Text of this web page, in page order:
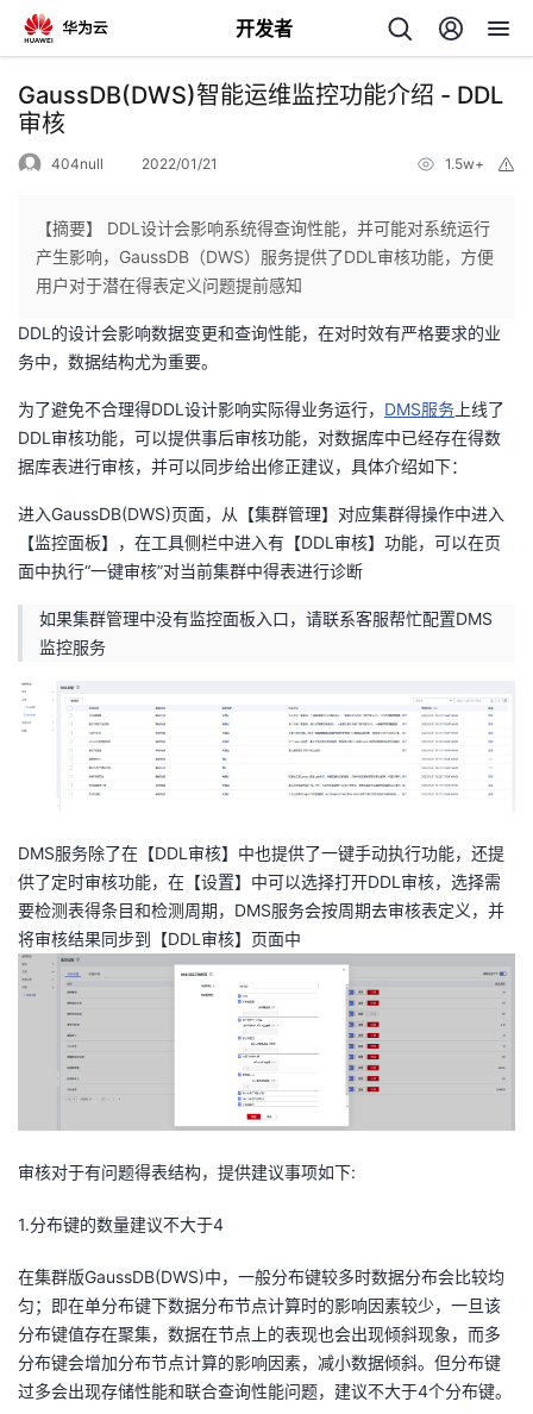
开发者
返
回
个
人
主
页
我
的
开
发
者
我
的
客
我
论
坛
的
圈
子
我
的
直
播
我
的
活
我
的
我
者
学
堂
我
持
我
的
我
GaussDB(DWS)智能运维监控功能介绍 - DDL
审核
404null 2022/01/21 1.5w+
【摘要】 DDL设计会影响系统得查询性能，并可能对系统运行
产生影响，GaussDB（DWS）服务提供了DDL审核功能，方便
用户对于潜在得表定义问题提前感知
DDL的设计会影响数据变更和查询性能，在对时效有严格要求的业
务中，数据结构尤为重要。
为了避免不合理得DDL设计影响实际得业务运行， DMS服务 上线了
DDL审核功能，可以提供事后审核功能，对数据库中已经存在得数
据库表进行审核，并可以同步给出修正建议，具体介绍如下：
进入GaussDB(DWS)页面，从【集群管理】对应集群得操作中进入
【监控面板】，在工具侧栏中进入有【DDL审核】功能，可以在页
面中执行“一键审核”对当前集群中得表进行诊断
如果集群管理中没有监控面板入口，请联系客服帮忙配置DMS
监控服务
DMS服务除了在【DDL审核】中也提供了一键手动执行功能，还提
供了定时审核功能，在【设置】中可以选择打开DDL审核，选择需
要检测表得条目和检测周期，DMS服务会按周期去审核表定义，并
将审核结果同步到【DDL审核】页面中
审核对于有问题得表结构，提供建议事项如下:
1.分布键的数量建议不大于4
在集群版GaussDB(DWS)中，一般分布键较多时数据分布会比较均
匀；即在单分布键下数据分布节点计算时的影响因素较少，一旦该
分布键值存在聚集，数据在节点上的表现也会出现倾斜现象，而多
分布键会增加分布节点计算的影响因素，减小数据倾斜。但分布键
过多会出现存储性能和联合查询性能问题，建议不大于4个分布键。